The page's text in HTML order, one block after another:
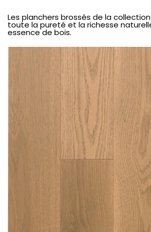
Les planchers brossés de la
toute la pureté et la richesse
essence de bois.